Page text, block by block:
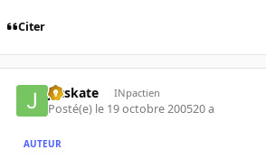
Citer
jetskate INpactien
Posté(e) le 19 octobre 200520 a
AUTEUR